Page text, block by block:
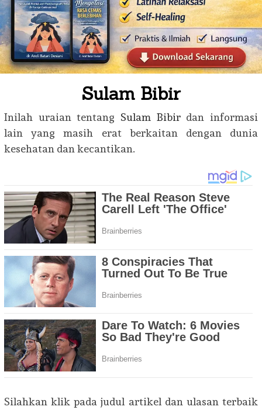
Sulam Bibir
Inilah uraian tentang Sulam Bibirdan informasi
lain yang masih erat berkaitan dengan dunia
kesehatan dan kecantikan.
Silahkan klik pada judul artikel dan ulasan terbaik